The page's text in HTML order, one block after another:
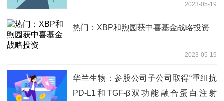
2023-05-19
热门：XBP和煦园获中喜基金战略投资
2023-05-19
华兰生物：参股公司子公司取得“重组抗
PD-L1和TGF-β双功能融合蛋白注射